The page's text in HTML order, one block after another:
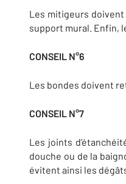
Les mitigeurs doivent
support mural. Enfin,
CONSEIL N°6
Les bondes doivent
CONSEIL N°7
Les joints
douche ou de la
évitent ainsi les